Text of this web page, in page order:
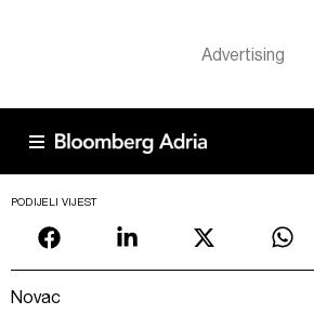
PODIJELI VIJEST
Novac